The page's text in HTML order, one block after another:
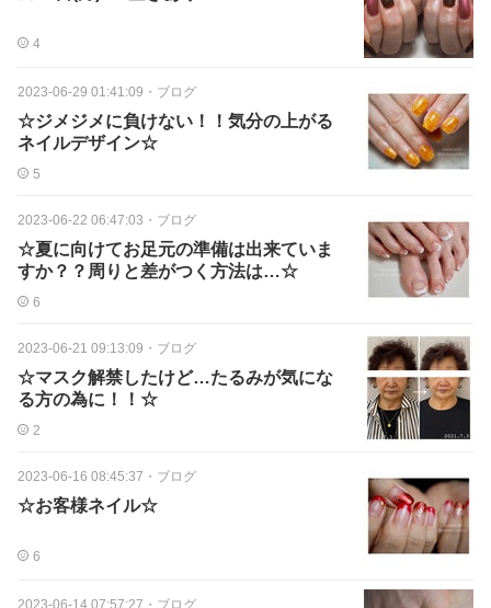
4
2023-06-29 01:41:09 ・ ブログ
☆ジメジメに負けない！！気分の上がる
ネイルデザイン☆
5
2023-06-22 06:47:03 ・ ブログ
☆夏に向けてお足元の準備は出来ていま
すか？？周りと差がつく方法は…☆
6
2023-06-21 09:13:09 ・ ブログ
☆マスク解禁したけど…たるみが気にな
る方の為に！！☆
2
2023-06-16 08:45:37 ・ ブログ
☆お客様ネイル☆
6
2023-06-14 07:57:27 ・ ブログ